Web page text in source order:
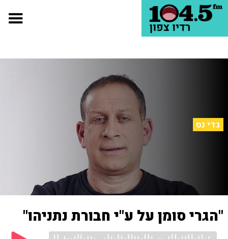
גדי נס
"הגרי סומן על ע"י חבורת נתניהו"